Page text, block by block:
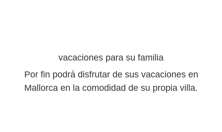
vacaciones para su familia
Por fin podrá disfrutar de sus vacaciones en
Mallorca en la comodidad de su propia villa.